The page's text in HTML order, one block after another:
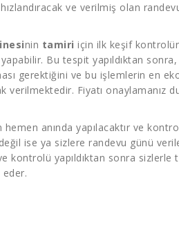
ve verilmiş olan
nin tamiri için ilk keşif
Bu tespit yapıldıktan sonra,
gerektiğini ve bu işlemlerin en
verilmektedir. Fiyatı onaylamanız
anında yapılacaktır ve
ise ya sizlere randevu günü
kontrolü yapıldıktan sonra sizlerle
eder.